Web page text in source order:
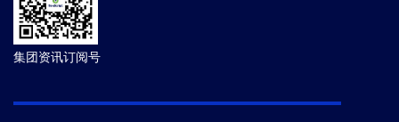
集团资讯订阅号